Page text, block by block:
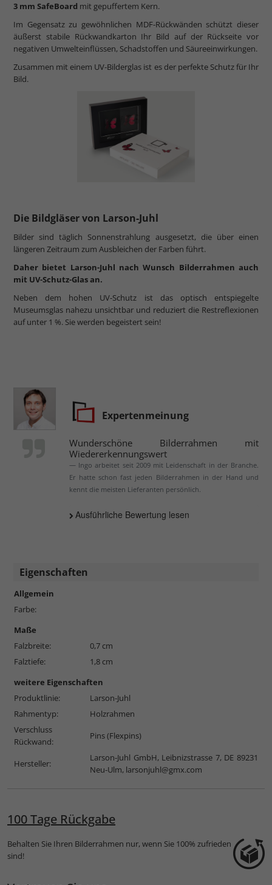
3 mm SafeBoard mit gepuffertem Kern.
Im Gegensatz zu gewöhnlichen MDF-Rückwänden schützt dieser
äußerst stabile Rückwandkarton Ihr Bild auf der Rückseite vor
negativen Umwelteinflüssen, Schadstoffen und Säureeinwirkungen.
Zusammen mit einem UV-Bilderglas ist es der perfekte Schutz für Ihr
Bild.
Die Bildgläser von Larson-Juhl
Bilder sind täglich Sonnenstrahlung ausgesetzt, die über einen
längeren Zeitraum zum Ausbleichen der Farben führt.
Daher bietet Larson-Juhl nach Wunsch Bilderrahmen auch
mit UV-Schutz-Glas an.
Neben dem hohen UV-Schutz ist das optisch entspiegelte
Museumsglas nahezu unsichtbar und reduziert die Restreflexionen
auf unter 1 %. Sie werden begeistert sein!
Expertenmeinung
Wunderschöne Bilderrahmen mit
Wiedererkennungswert
Ingo arbeitet seit 2009 mit Leidenschaft in der Branche.
Er hatte schon fast jeden Bilderrahmen in der Hand und
kennt die meisten Lieferanten persönlich.
Ausführliche Bewertung lesen
Eigenschaften
Allgemein
Farbe:
Maße
Falzbreite:
0,7 cm
Falztiefe:
1,8 cm
weitere Eigenschaften
Produktlinie:
Larson-Juhl
Rahmentyp:
Holzrahmen
Verschluss
Rückwand:
Pins (Flexpins)
Hersteller:
Larson-Juhl GmbH, Leibnizstrasse 7, DE 89231
Neu-Ulm, larsonjuhl@gmx.com
100 Tage Rückgabe
Behalten Sie Ihren Bilderrahmen nur, wenn Sie 100% zufrieden
sind!